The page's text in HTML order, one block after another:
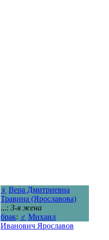
♀ Вера Дмитриевна
Травина (Ярославова)
...: 3-я жена
брак: ♂ Михаил
Иванович Ярославов